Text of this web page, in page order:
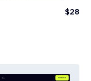
$28